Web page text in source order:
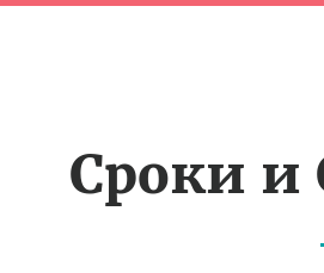
Сроки и